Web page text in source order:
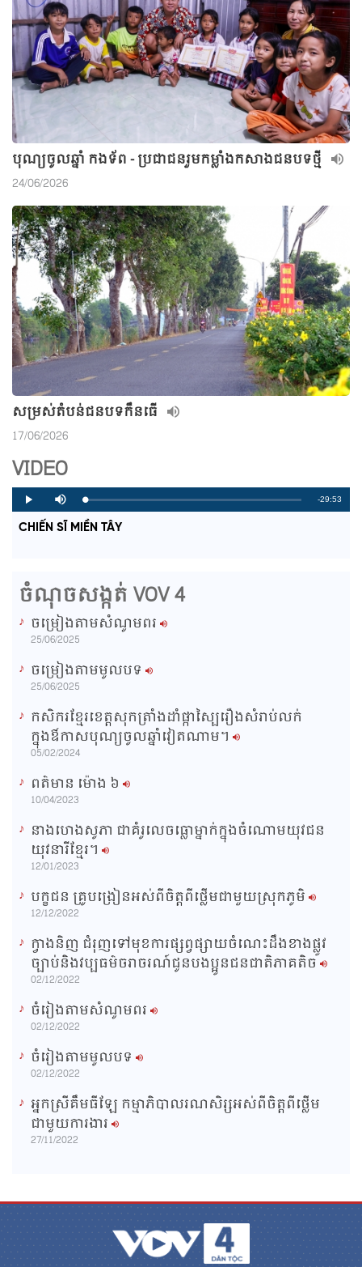
បុណ្យចូលឆ្នាំ កងទ័ព - ប្រជាជនរួមកម្លាំងកសាងជនបទថ្មី
24/06/2026
សម្រស់តំបន់ជនបទកឹនធើ
17/06/2026
VIDEO
P
l
y
M
u
e
L
o
a
d
P
r
o
g
R
-29:53
CHIẾN SĨ MIỀN TÂY
ចំណុចសង្កត់ VOV 4
ចម្រៀងតាមសំណូមពរ
25/06/2025
ចម្រៀងតាមមូលបទ
25/06/2025
កសិករខ្មែរខេត្តសុកត្រាំងដាំផ្កាស្បៃរឿងសំរាប់លក់
ក្នុងឳកាសបុណ្យចូលឆ្នាំវៀតណាម។
05/02/2024
ពត៌មាន ម៉ោង​ ៦
10/04/2023
នាងហេងសូភា ជាគំរូលេចធ្លោម្នាក់ក្នុងចំណោមយុវជន
យុវនារីខ្មែរ។
12/01/2023
បក្ខជន គ្រូបង្រៀនអស់ពីចិត្តពីថ្លើមជាមួយស្រុកភូមិ
12/12/2022
ក្វាងនិញ ជំរុញទៅមុខការផ្សព្វផ្សាយចំណេះដឹងខាងផ្លូវ
ច្បាប់និងវប្បធម៌ចរាចរណ៍ជូនបងប្អូនជនជាតិភាគតិច
02/12/2022
ចំរៀងតាមសំណូមពរ
02/12/2022
ចំរៀងតាមមូលបទ
02/12/2022
អ្នកស្រីគឹមធីឡែ កម្មាភិបាលរណសិរ្សអស់ពីចិត្តពីថ្លើម
ជាមួយការងារ
27/11/2022